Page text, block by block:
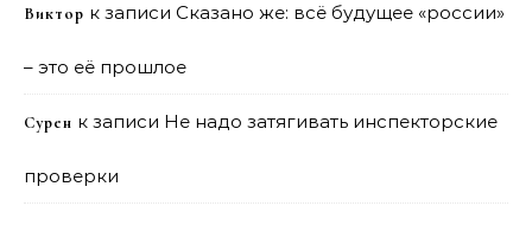
Виктор к записи Сказано же: всё будущее «россии»
– это её прошлое
Сурен к записи Не надо затягивать инспекторские
проверки